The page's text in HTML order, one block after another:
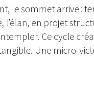
le sommet arrive :
en projet
Ce cycle
Une micro-